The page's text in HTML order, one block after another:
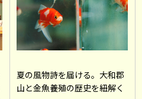
夏の風物詩を届ける。大和郡
山と金魚養殖の歴史を紐解く